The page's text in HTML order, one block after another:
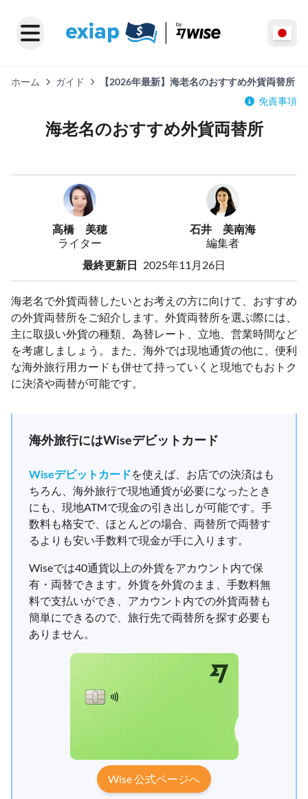
ホーム ガイド
【2026年最新】海老名のおすすめ外貨両替所
免責事項
海老名のおすすめ外貨両替所
高橋 美穂
ライター
石井 美南海
編集者
最終更新日 2025年11月26日
海老名で外貨両替したいとお考えの方に向けて、おすすめ
の外貨両替所をご紹介します。外貨両替所を選ぶ際には、
主に取扱い外貨の種類、為替レート、立地、営業時間など
を考慮しましょう。また、海外では現地通貨の他に、便利
な海外旅行用カードも併せて持っていくと現地でもおトク
に決済や両替が可能です。
海外旅行にはWiseデビットカード
Wiseデビットカードを使えば、お店での決済はも
ちろん、海外旅行で現地通貨が必要になったとき
にも、現地ATMで現金の引き出しが可能です。手
数料も格安で、ほとんどの場合、両替所で両替す
るよりも安い手数料で現金が手に入ります。
Wiseでは40通貨以上の外貨をアカウント内で保
有・両替できます。外貨を外貨のまま、手数料無
料で支払いができ、アカウント内での外貨両替も
簡単にできるので、旅行先で両替所を探す必要も
ありません。
Wise 公式ページへ